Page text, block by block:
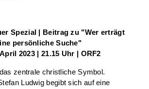
Spezial | Beitrag zu "Wer erträgt
persönliche Suche"
2023 | 21.15 Uhr | ORF2
zentrale christliche Symbol.
Ludwig begibt sich auf eine